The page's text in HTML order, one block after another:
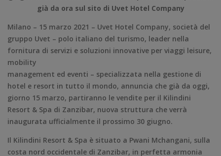
già da ora sul sito di Uvet Hotel Company
Milano – 15 marzo 2021 – Uvet Hotel Company, società del
gruppo Uvet – polo italiano del turismo, leader nella
fornitura di servizi e soluzioni innovative per viaggi leisure,
mobility
management ed eventi – specializzata nella gestione di
hotel e resort in tutto il mondo, annuncia che già da oggi,
giorno 15 marzo, partiranno le vendite per il Kilindini
Resort & Spa di Zanzibar, nuova struttura che verrà
inaugurata ufficialmente il prossimo 30 giugno.
Il Kilindini Resort & Spa è situato a Pwani Mchangani, sulla
costa nord occidentale di Zanzibar, in perfetta armonia